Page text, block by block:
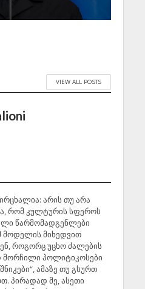
VIEW ALL POSTS
არის თუ არა
რომ კულტურის სფეროს
წარმომადგენლები
მოდელის მიხედვით
როგორც უცხო ძალების
მორჩილი პოლიტიკოსები
ამაზე თუ გსურთ
პირადად მე, ასეთი